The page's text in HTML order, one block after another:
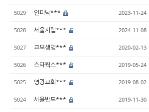
5029 인피닉*** 2023-11-24
5028 서울시립*** 2024-11-08
5027 교보생명*** 2020-02-13
5026 스타웍스*** 2019-05-24
5025 영광교회*** 2019-08-02
5024 서울반도*** 2019-11-30